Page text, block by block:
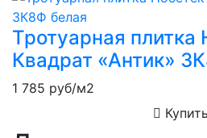
Тротуарная плитка
Квадрат «Антик»
1 785 руб/м2
Купить